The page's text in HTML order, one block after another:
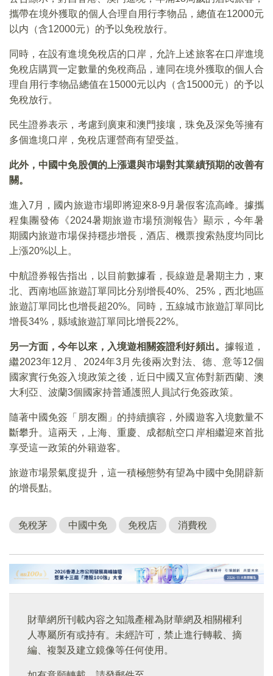
攜帶在境外獲取的個人合理自用行李物品，總值在12000元
以内（含12000元）的予以免稅放行。
同時，在設有進境免稅店的口岸，允許上述旅客在口岸進境
免稅店購買一定數量的免稅商品，連同在境外獲取的個人合
理自用行李物品總值在15000元以内（含15000元）的予以
免稅放行。
民生證券表示，考慮到廣東和澳門接壤，珠免及深免等擁有
多個進境口岸，免稅店運營商有望受益。
此外，中國中免股價的上漲還與市場對其業績預期的改善有
關。
進入7月，國内旅遊市場即將迎來8-9月暑假客流高峰。據攜
程集團發佈《2024暑期旅遊市場預測報告》顯示，今年暑
期國内旅遊市場保持穩步增長，酒店、機票搜索熱度均同比
上漲20%以上。
中航證券報告指出，以目前數據看，長線遊是暑期主力，東
北、西南地區旅遊訂單同比分别增長40%、25%，西北地區
旅遊訂單同比也增長超20%。同時，五線城市旅遊訂單同比
增長34%，縣域旅遊訂單同比增長22%。
另一方面，今年以來，入境遊相關簽證利好頻出。 據報道，
繼2023年12月、2024年3月先後兩次對法、德、意等12個
國家實行免簽入境政策之後，近日中國又宣佈對新西蘭、澳
大利亞、波蘭3個國家持普通護照人員試行免簽政策。
隨著中國免簽「朋友圈」的持續擴容，外國遊客入境數量不
斷攀升。這兩天，上海、重慶、成都航空口岸相繼迎來首批
享受這一政策的外籍遊客。
旅遊市場景氣度提升，這一積極態勢有望為中國中免開辟新
的增長點。
免稅茅 中國中免 免稅店 消費稅
財華網所刊載內容之知識產權為財華網及相關權利
人專屬所有或持有。未經許可，禁止進行轉載、摘
編、複製及建立鏡像等任何使用。